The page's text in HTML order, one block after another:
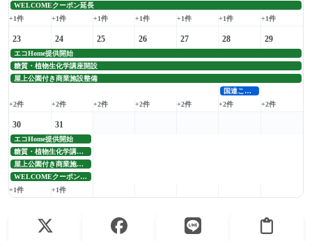
WELCOMEクーポン延長
+1件
+1件 +1件 +1件 +1件 +1件 +1件
23 24 25 26 27 28 29
エコHome提供開始
糖質・植物生化学講座開設
屋上公園付き商業施設整備
国連こども未来会議
+2件
+2件 +2件 +2件 +2件 +2件 +2件
30 31
エコHome提供開始
糖質・植物生化学講座開設
屋上公園付き商業施設整備
WELCOMEクーポン延長
+1件
+1件